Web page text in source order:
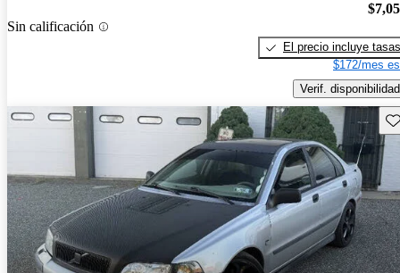
Sin calificación
El precio incluye tasas
$172/mes
Verif. disponibilidad